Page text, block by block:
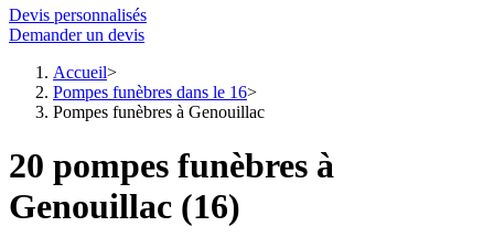
Devis personnalisés
Demander un devis
Accueil
Pompes funèbres dans le 16
Pompes funèbres à Genouillac
20 pompes funèbres à
Genouillac (16)